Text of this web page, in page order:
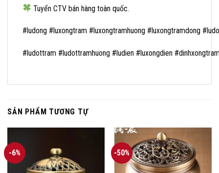
Tuyển CTV bán hàng toàn quốc.
#ludong #luxongtram #luxongtramhuong #luxongtramdong
#ludottram #ludottramhuong #ludien #luxongdien
SẢN PHẨM TƯƠNG TỰ
-6% -50%